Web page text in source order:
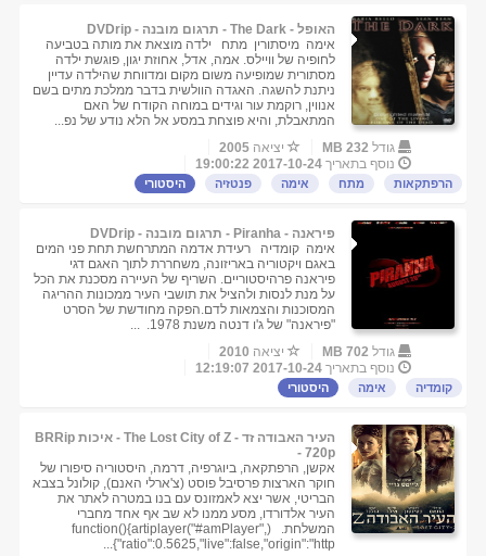
האופל - The Dark - תרגום מובנה - DVDrip
אימה מיסתורין מתח ילדה מוצאת את מותה בטביעה
לחופיה של וויילס. אמה, אדל, אחוזת יגון, פוגשת ילדה
מסתורית שמופיעה משום מקום ומדווחת שהילדה עדיין
ניתנת להשגה. האגדה הוולשית בדבר ממלכת מתים בשם
אנווין, רוקמת עור וגידים במוחה הקודח של האם
המתאבלת, והיא פוצחת במסע אל הלא נודע של נפ...
גודל 232 MB יציאה 2005
נוסף בתאריך 2017-10-24 19:00:22
הרפתקאות מתח אימה פנטזיה היסטורי
פיראנה - Piranha - תרגום מובנה - DVDrip
אימה קומדיה רעידת אדמה המתרחשת תחת פני המים
באגם ויקטוריה באריזונה, משחררת לתוך האגם דגי
פיראנה פרהיסטוריים. השריף של העיירה מסכנת את הכל
על מנת לנסות ולהציל את תושבי העיר ממכונות ההריגה
המסוכנות והצמאות לדם.הפקה מחודשת של הסרט
"פיראנה" של ג'ו דנטה משנת 1978. ...
גודל 702 MB יציאה 2010
נוסף בתאריך 2017-10-24 12:19:07
קומדיה אימה היסטורי
העיר האבודה זד - The Lost City of Z - איכות BRRip
- 720p
אקשן, הרפתקאה, ביוגרפיה, דרמה, היסטוריה סיפורו של
חוקר הארצות פרסיבל פוסט (צ'ארלי האנם), קולונל בצבא
הבריטי, אשר יצא לאמזונס עם בנו במטרה לאתר את
העיר אלדורדו, מסע ממנו לא שב אף אחד מחברי
המשלחת. (function(){artiplayer("#amPlayer",
{"ratio":0.5625,"live":false,"origin":"http...